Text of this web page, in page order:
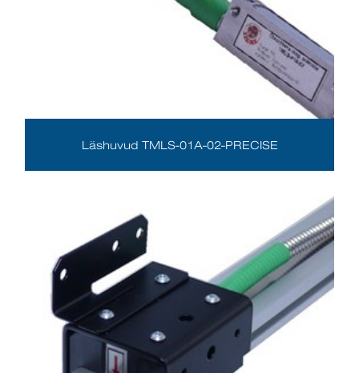
Läshuvud TMLS-01A-02-PRECISE